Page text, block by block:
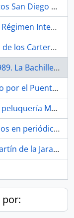
Presentación del centro de adultos San Diego Los Carteros. Habla San Diego Television. 1990-12. Sevilla (España).
Presentación del Reglamento de Régimen Interno del CEA a través de las voces del alumnado. 1989. Sevilla (España).
Primeras Comuniones del Barrio de los Carteros. 2021. Sevilla (España).
Procesión de la Cruz de Mayo. 1989. La Bachillera (barrio, Sevilla, España, ca.1948-)
Procesión del Cristo del Cachorro por el Puente de Triana. Hacia 1979. Sevilla (España)
Pruebas de la tablet matón en la peluquería Mari Carmen. Barrio de San Diego. 2021. Sevilla (España).
Publicidad de pequeños comercios en periódico Habla San Diego. 2021. Sevilla (España)
Recogida del espárrago. 1988. Martín de la Jara (Sevilla, España)
por: